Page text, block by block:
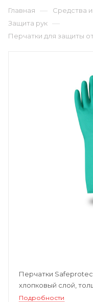
Главная — Средства
Защита рук —
Перчатки для защиты
Перчатки
хлопковый слой,
Подробности